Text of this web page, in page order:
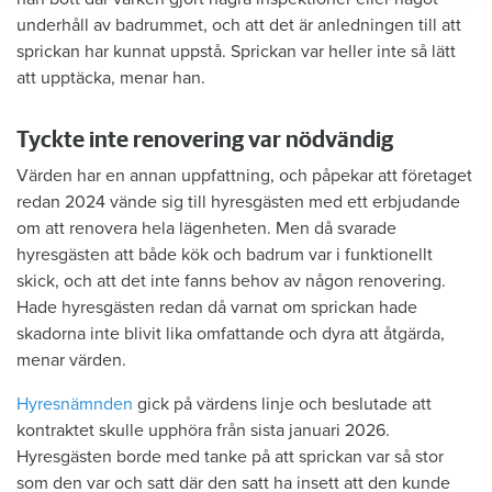
underhåll av badrummet, och att det är anledningen till att
sprickan har kunnat uppstå. Sprickan var heller inte så lätt
att upptäcka, menar han.
Tyckte inte renovering var nödvändig
Värden har en annan uppfattning, och påpekar att företaget
redan 2024 vände sig till hyresgästen med ett erbjudande
om att renovera hela lägenheten. Men då svarade
hyresgästen att både kök och badrum var i funktionellt
skick, och att det inte fanns behov av någon renovering.
Hade hyresgästen redan då varnat om sprickan hade
skadorna inte blivit lika omfattande och dyra att åtgärda,
menar värden.
Hyresnämnden gick på värdens linje och beslutade att
kontraktet skulle upphöra från sista januari 2026.
Hyresgästen borde med tanke på att sprickan var så stor
som den var och satt där den satt ha insett att den kunde